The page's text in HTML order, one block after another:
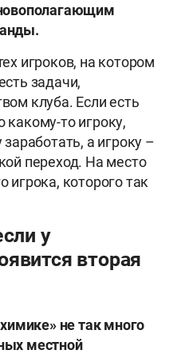
игроков, на котором
задачи,
клуба. Если есть
то игроку,
а игроку –
переход. На место
игрока, которого так
у
вторая
не так много
местной